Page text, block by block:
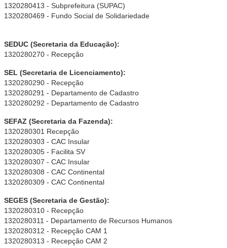
1320280413 - Subprefeitura (SUPAC)
1320280469 - Fundo Social de Solidariedade
SEDUC (Secretaria da Educação):
1320280270 - Recepção
SEL (Secretaria de Licenciamento):
1320280290 - Recepção
1320280291 - Departamento de Cadastro
1320280292 - Departamento de Cadastro
SEFAZ (Secretaria da Fazenda):
1320280301 Recepção
1320280303 - CAC Insular
1320280305 - Facilita SV
1320280307 - CAC Insular
1320280308 - CAC Continental
1320280309 - CAC Continental
SEGES (Secretaria de Gestão):
1320280310 - Recepção
1320280311 - Departamento de Recursos Humanos
1320280312 - Recepção CAM 1
1320280313 - Recepção CAM 2